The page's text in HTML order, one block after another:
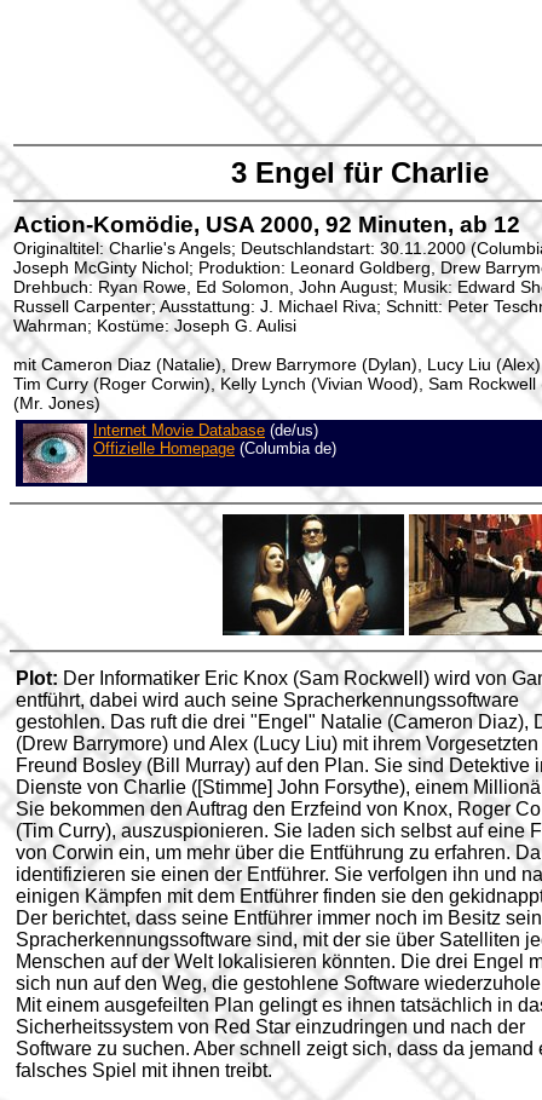
3 Engel für Charlie
Action-Komödie, USA 2000, 92 Minuten, ab 12
Originaltitel: Charlie's Angels; Deutschlandstart: 30.11.2000
Joseph McGinty Nichol; Produktion: Leonard Goldberg, Drew
Drehbuch: Ryan Rowe, Ed Solomon, John August; Musik: Edward
Russell Carpenter; Ausstattung: J. Michael Riva; Schnitt: Peter
Wahrman; Kostüme: Joseph G. Aulisi
mit Cameron Diaz (Natalie), Drew Barrymore (Dylan), Lucy Liu
Tim Curry (Roger Corwin), Kelly Lynch (Vivian Wood), Sam Rockwell
(Mr. Jones)
Internet Movie Database (de/us)
Offizielle Homepage (Columbia de)
Plot: Der Informatiker Eric Knox (Sam Rockwell) wird von
entführt, dabei wird auch seine Spracherkennungssoftware
gestohlen. Das ruft die drei "Engel" Natalie (Cameron Diaz),
(Drew Barrymore) und Alex (Lucy Liu) mit ihrem
Freund Bosley (Bill Murray) auf den Plan. Sie sind Detektive
Dienste von Charlie ([Stimme] John Forsythe), einem
Sie bekommen den Auftrag den Erzfeind von Knox, Roger
(Tim Curry), auszuspionieren. Sie laden sich selbst auf eine
von Corwin ein, um mehr über die Entführung zu erfahren.
identifizieren sie einen der Entführer. Sie verfolgen ihn und
einigen Kämpfen mit dem Entführer finden sie den
Der berichtet, dass seine Entführer immer noch im Besitz
Spracherkennungssoftware sind, mit der sie über Satelliten
Menschen auf der Welt lokalisieren könnten. Die drei Engel
sich nun auf den Weg, die gestohlene Software
Mit einem ausgefeilten Plan gelingt es ihnen tatsächlich in
Sicherheitssystem von Red Star einzudringen und nach der
Software zu suchen. Aber schnell zeigt sich, dass da jemand
falsches Spiel mit ihnen treibt.